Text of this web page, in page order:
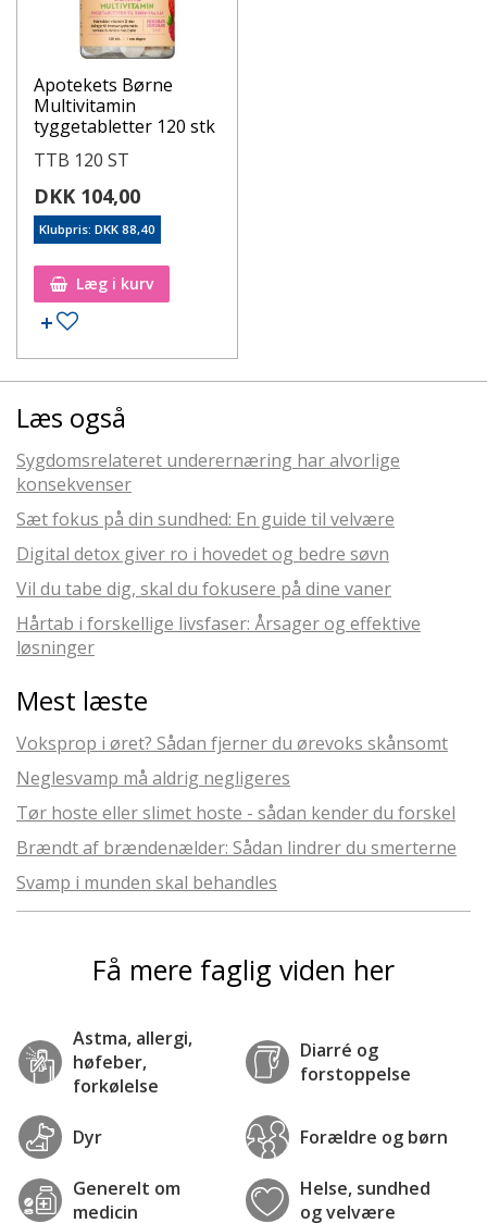
Apotekets Børne
Multivitamin
tyggetabletter 120 stk
TTB 120 ST
DKK 104,00
Klubpris: DKK 88,40
Læg i kurv
Læs også
Sygdomsrelateret underernæring har alvorlige
konsekvenser
Sæt fokus på din sundhed: En guide til velvære
Digital detox giver ro i hovedet og bedre søvn
Vil du tabe dig, skal du fokusere på dine vaner
Hårtab i forskellige livsfaser: Årsager og effektive
løsninger
Mest læste
Voksprop i øret? Sådan fjerner du ørevoks skånsomt
Neglesvamp må aldrig negligeres
Tør hoste eller slimet hoste - sådan kender du forskel
Brændt af brændenælder: Sådan lindrer du smerterne
Svamp i munden skal behandles
Få mere faglig viden her
Astma, allergi,
høfeber,
forkølelse
Diarré og
forstoppelse
Dyr Forældre og børn
Generelt om
medicin
Helse, sundhed
og velvære